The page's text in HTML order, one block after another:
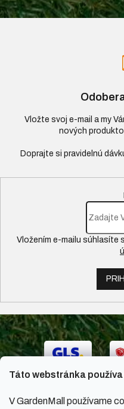
Táto webstránka
V GardenMall používame
Vložte svoj e-mail a my
nových
Vložením e-mailu súhlasíte s